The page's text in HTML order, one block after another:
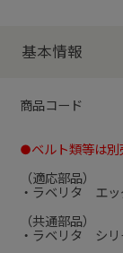
基本情報
商品コード
●ベルト類等は別
（適応部品）
・ラベリタ エッ
（共通部品）
・ラベリタ シリ